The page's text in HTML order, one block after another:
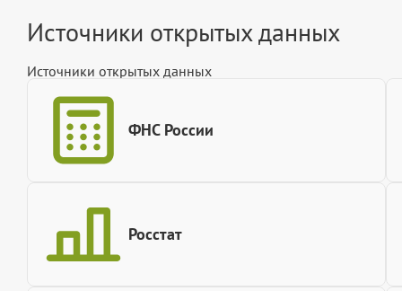
Источники открытых данных
Источники открытых данных
ФНС России
Росстат